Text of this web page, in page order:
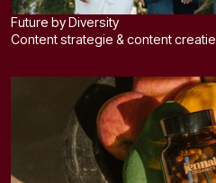
Future by Diversity
Content strategie & content creatie